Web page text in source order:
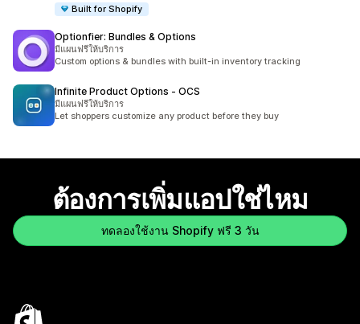
Built for Shopify
Optionfier: Bundles & Options
มีแผนฟรีให้บริการ
Custom options & bundles with built-in inventory tracking
Infinite Product Options ‑ OCS
มีแผนฟรีให้บริการ
Let shoppers customize any product before they buy
ต้องการเพิ่มแอปใช่ไหม
ทดลองใช้งาน Shopify ฟรี 3 วัน